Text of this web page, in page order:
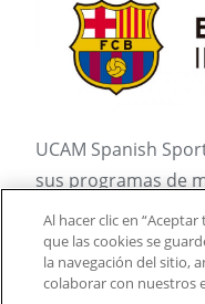
UCAM Spanish
sus programas de
Innovation Hub
de cada programa.
Para el Máster
Al hacer clic en
que las cookies se
la navegación del sitio,
colaborar con nuestros